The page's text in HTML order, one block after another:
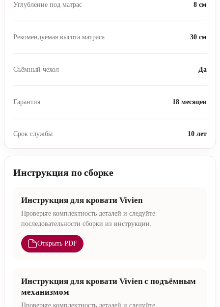
Углубление под матрас 8 см
Рекомендуемая высота матраса 30 см
Съёмный чехол Да
Гарантия 18 месяцев
Срок службы 10 лет
Инструкция по сборке
Инструкция для кровати Vivien
Проверьте комплектность деталей и следуйте
последовательности сборки из инструкции.
Открыть PDF
Инструкция для кровати Vivien с подъёмным
механизмом
Проверьте комплектность деталей и следуйте